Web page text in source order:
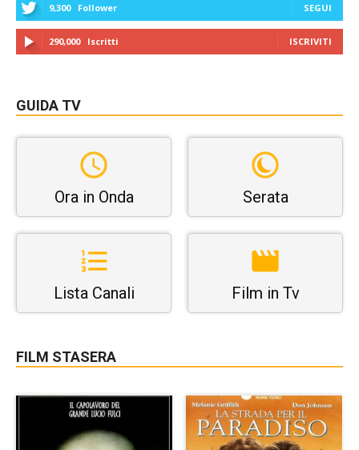
9,300 Follower SEGUI
290,000 Iscritti ISCRIVITI
GUIDA TV
Ora in Onda Serata
Lista Canali Film in Tv
FILM STASERA